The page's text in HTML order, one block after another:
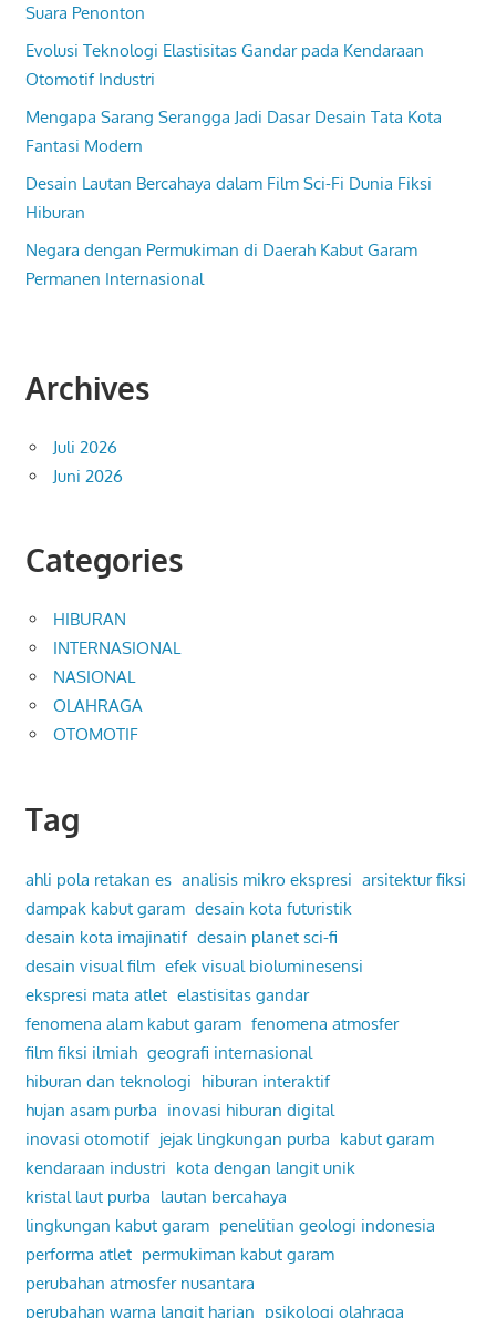
Suara Penonton
Evolusi Teknologi Elastisitas Gandar pada Kendaraan
Otomotif Industri
Mengapa Sarang Serangga Jadi Dasar Desain Tata Kota
Fantasi Modern
Desain Lautan Bercahaya dalam Film Sci-Fi Dunia Fiksi
Hiburan
Negara dengan Permukiman di Daerah Kabut Garam
Permanen Internasional
Archives
Juli 2026
Juni 2026
Categories
HIBURAN
INTERNASIONAL
NASIONAL
OLAHRAGA
OTOMOTIF
Tag
ahli pola retakan es analisis mikro ekspresi arsitektur fiksi
dampak kabut garam desain kota futuristik
desain kota imajinatif desain planet sci-fi
desain visual film efek visual bioluminesensi
ekspresi mata atlet elastisitas gandar
fenomena alam kabut garam fenomena atmosfer
film fiksi ilmiah geografi internasional
hiburan dan teknologi hiburan interaktif
hujan asam purba inovasi hiburan digital
inovasi otomotif jejak lingkungan purba kabut garam
kendaraan industri kota dengan langit unik
kristal laut purba lautan bercahaya
lingkungan kabut garam penelitian geologi indonesia
performa atlet permukiman kabut garam
perubahan atmosfer nusantara
perubahan warna langit harian psikologi olahraga